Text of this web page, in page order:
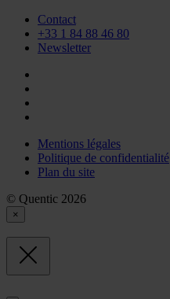
Contact
+33 1 84 88 46 80
Newsletter
Mentions légales
Politique de confidentialité
Plan du site
© Quentic 2026
×